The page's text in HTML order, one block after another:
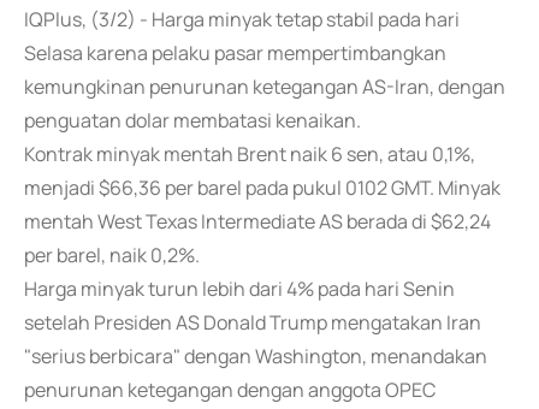
IQPlus, (3/2) - Harga minyak tetap stabil pada hari
Selasa karena pelaku pasar mempertimbangkan
kemungkinan penurunan ketegangan AS-Iran, dengan
penguatan dolar membatasi kenaikan.
Kontrak minyak mentah Brent naik 6 sen, atau 0,1%,
menjadi $66,36 per barel pada pukul 0102 GMT. Minyak
mentah West Texas Intermediate AS berada di $62,24
per barel, naik 0,2%.
Harga minyak turun lebih dari 4% pada hari Senin
setelah Presiden AS Donald Trump mengatakan Iran
"serius berbicara" dengan Washington, menandakan
penurunan ketegangan dengan anggota OPEC